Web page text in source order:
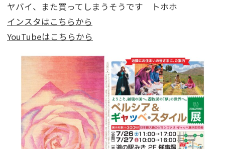
ヤバイ、また買ってしまうそうです トホホ
インスタはこちらから
YouTubeはこちらから